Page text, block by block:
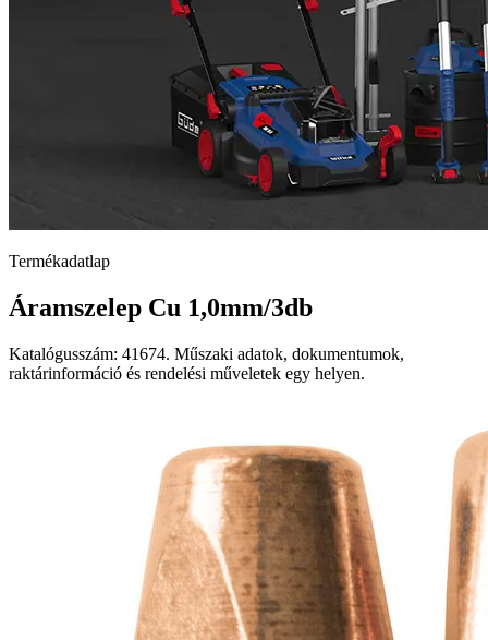
Termékadatlap
Áramszelep Cu 1,0mm/3db
Katalógusszám: 41674. Műszaki adatok, dokumentumok,
raktárinformáció és rendelési műveletek egy helyen.